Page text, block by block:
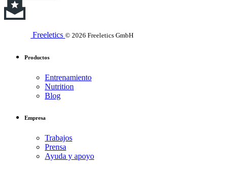
Freeletics © 2026 Freeletics GmbH
Productos
Entrenamiento
Nutrition
Blog
Empresa
Trabajos
Prensa
Ayuda y apoyo